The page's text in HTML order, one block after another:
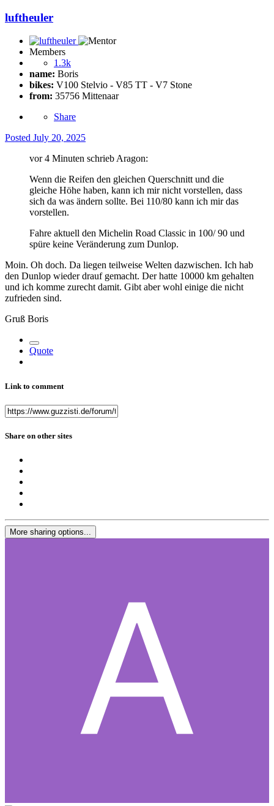
luftheuler
Members
1.3k
name: Boris
bikes: V100 Stelvio - V85 TT - V7 Stone
from: 35756 Mittenaar
Share
Posted July 20, 2025
vor 4 Minuten schrieb Aragon:
Wenn die Reifen den gleichen Querschnitt und die
gleiche Höhe haben, kann ich mir nicht vorstellen, dass
sich da was ändern sollte. Bei 110/80 kann ich mir das
vorstellen.
Fahre aktuell den Michelin Road Classic in 100/ 90 und
spüre keine Veränderung zum Dunlop.
Moin. Oh doch. Da liegen teilweise Welten dazwischen. Ich hab
den Dunlop wieder drauf gemacht. Der hatte 10000 km gehalten
und ich komme zurecht damit. Gibt aber wohl einige die nicht
zufrieden sind.
Gruß Boris
Quote
Link to comment
Share on other sites
More sharing options...